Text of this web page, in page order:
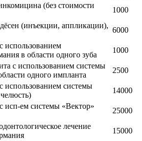
(без стоимости
1000
(инъекции, аппликации),
6000
использованием
в области одного зуба
1000
с использованием системы
одного импланта
2500
использованием системы
14000
исп-ем системы «Вектор»
25000
лечение
15000